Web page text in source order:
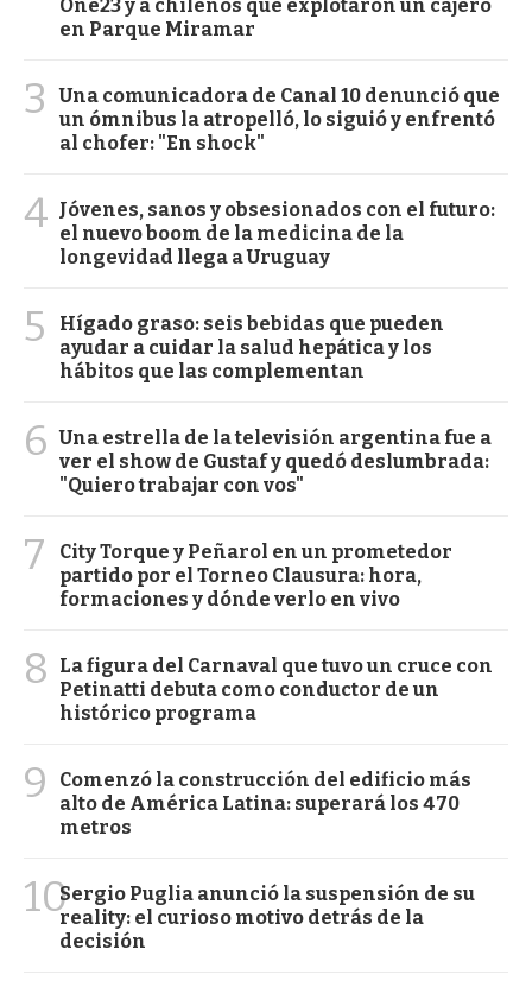
One23 y a chilenos que explotaron un cajero
en Parque Miramar
3
Una comunicadora de Canal 10 denunció que
un ómnibus la atropelló, lo siguió y enfrentó
al chofer: "En shock"
4 Jóvenes, sanos y obsesionados con el futuro:
el nuevo boom de la medicina de la
longevidad llega a Uruguay
5
Hígado graso: seis bebidas que pueden
ayudar a cuidar la salud hepática y los
hábitos que las complementan
6 Una estrella de la televisión argentina fue a
ver el show de Gustaf y quedó deslumbrada:
"Quiero trabajar con vos"
7
City Torque y Peñarol en un prometedor
partido por el Torneo Clausura: hora,
formaciones y dónde verlo en vivo
8
La figura del Carnaval que tuvo un cruce con
Petinatti debuta como conductor de un
histórico programa
9
Comenzó la construcción del edificio más
alto de América Latina: superará los 470
metros
10Sergio Puglia anunció la suspensión de su
reality: el curioso motivo detrás de la
decisión